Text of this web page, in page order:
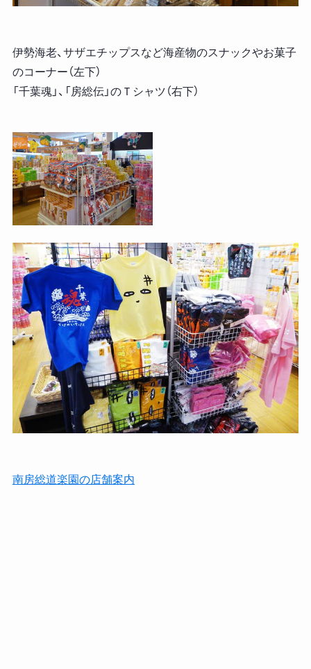
伊勢海老、サザエチップスなど海産物のスナックやお菓子
のコーナー（左下）
「千葉魂」、「房総伝」のＴシャツ（右下）
南房総道楽園の店舗案内